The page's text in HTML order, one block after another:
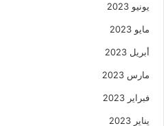
يونيو 2023
مايو 2023
أبريل 2023
مارس 2023
فبراير 2023
يناير 2023